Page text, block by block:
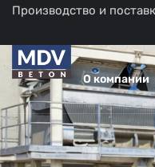
Производство и
О компании